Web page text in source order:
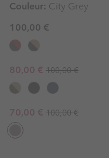
Couleur: City Grey
100,00 €
Sale price:
80,00 € Regular price:
100,00 €
Sale price:
70,00 € Regular price:
100,00 €